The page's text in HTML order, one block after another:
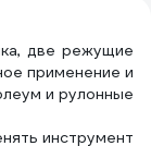
две режущие
применение и
и рулонные
инструмент